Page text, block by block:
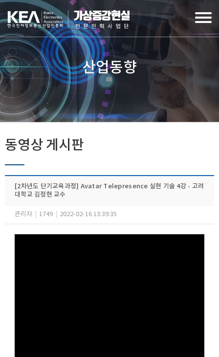
산업동향
동영상 게시판
[2차년도 단기교육과정] Avatar Telepresence 실현 기술 4강 - 고려
대학교 김정현 교수
관리자 1749 2022-02-16 13:39:35